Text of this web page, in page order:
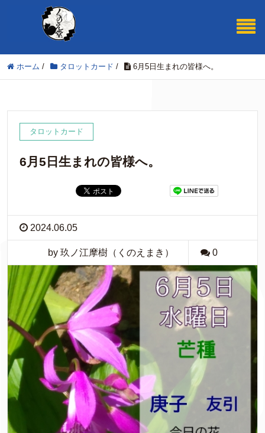
ホーム / タロットカード / 6月5日生まれの皆様へ。
タロットカード
6月5日生まれの皆様へ。
2024.06.05
by 玖ノ江摩樹（くのえまき） 0